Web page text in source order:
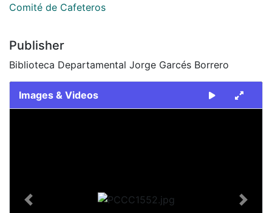
Comité de Cafeteros
Publisher
Biblioteca Departamental Jorge Garcés Borrero
Images & Videos
Previous Next